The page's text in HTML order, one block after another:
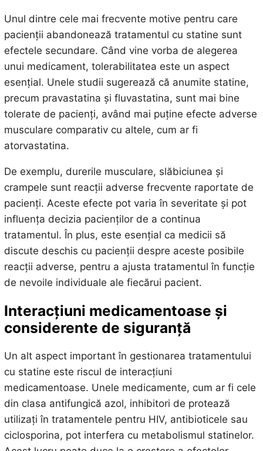
Unul dintre cele mai frecvente motive pentru care
pacienții abandonează tratamentul cu statine sunt
efectele secundare. Când vine vorba de alegerea
unui medicament, tolerabilitatea este un aspect
esențial. Unele studii sugerează că anumite statine,
precum pravastatina și fluvastatina, sunt mai bine
tolerate de pacienți, având mai puține efecte adverse
musculare comparativ cu altele, cum ar fi
atorvastatina.
De exemplu, durerile musculare, slăbiciunea și
crampele sunt reacții adverse frecvente raportate de
pacienți. Aceste efecte pot varia în severitate și pot
influența decizia pacienților de a continua
tratamentul. În plus, este esențial ca medicii să
discute deschis cu pacienții despre aceste posibile
reacții adverse, pentru a ajusta tratamentul în funcție
de nevoile individuale ale fiecărui pacient.
Interacțiuni medicamentoase și
considerente de siguranță
Un alt aspect important în gestionarea tratamentului
cu statine este riscul de interacțiuni
medicamentoase. Unele medicamente, cum ar fi cele
din clasa antifungică azol, inhibitori de protează
utilizați în tratamentele pentru HIV, antibioticele sau
ciclosporina, pot interfera cu metabolismul statinelor.